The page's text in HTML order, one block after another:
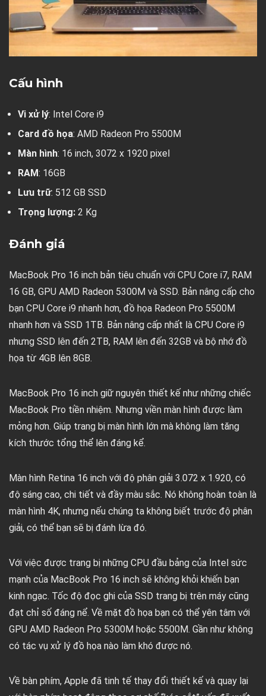
Cấu hình
Vi xử lý: Intel Core i9
Card đồ họa: AMD Radeon Pro 5500M
Màn hình: 16 inch, 3072 x 1920 pixel
RAM: 16GB
Lưu trữ: 512 GB SSD
Trọng lượng: 2 Kg
Đánh giá
MacBook Pro 16 inch bản tiêu chuẩn với CPU Core i7, RAM
16 GB, GPU AMD Radeon 5300M và SSD. Bản nâng cấp cho
bạn CPU Core i9 nhanh hơn, đồ họa Radeon Pro 5500M
nhanh hơn và SSD 1TB. Bản nâng cấp nhất là CPU Core i9
nhưng SSD lên đến 2TB, RAM lên đến 32GB và bộ nhớ đồ
họa từ 4GB lên 8GB.
MacBook Pro 16 inch giữ nguyên thiết kế như những chiếc
MacBook Pro tiền nhiệm. Nhưng viền màn hình được làm
mỏng hơn. Giúp trang bị màn hình lớn mà không làm tăng
kích thước tổng thể lên đáng kể.
Màn hình Retina 16 inch với độ phân giải 3.072 x 1.920, có
độ sáng cao, chi tiết và đầy màu sắc. Nó không hoàn toàn là
màn hình 4K, nhưng nếu chúng ta không biết trước độ phân
giải, có thể bạn sẽ bị đánh lừa đó.
Với việc được trang bị những CPU đầu bảng của Intel sức
mạnh của MacBook Pro 16 inch sẽ không khỏi khiến bạn
kinh ngạc. Tốc độ đọc ghi của SSD trang bị trên máy cũng
đạt chỉ số đáng nể. Về mặt đồ họa bạn có thể yên tâm với
GPU AMD Radeon Pro 5300M hoặc 5500M. Gần như không
có tác vụ xử lý đồ họa nào làm khó được nó.
Về bàn phím, Apple đã tinh tế thay đổi thiết kế và quay lại